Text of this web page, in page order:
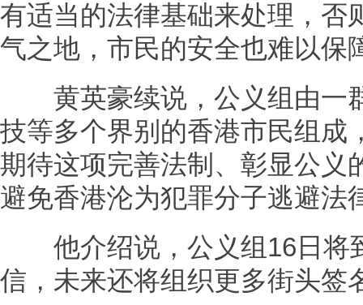
有适当的法律基础来处理，否
气之地，市民的安全也难以保
黄英豪续说，公义组由一
技等多个界别的香港市民组成
期待这项完善法制、彰显公义
避免香港沦为犯罪分子逃避法
他介绍说，公义组16日将
信，未来还将组织更多街头签